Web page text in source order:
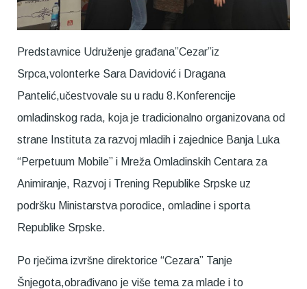
Predstavnice Udruženje građana”Cezar”iz
Srpca,volonterke Sara Davidović i Dragana
Pantelić,učestvovale su u radu 8.Konferencije
omladinskog rada, koja je tradicionalno organizovana od
strane Instituta za razvoj mladih i zajednice Banja Luka
“Perpetuum Mobile” i Mreža Omladinskih Centara za
Animiranje, Razvoj i Trening Republike Srpske uz
podršku Ministarstva porodice, omladine i sporta
Republike Srpske.
Po rječima izvršne direktorice “Cezara” Tanje
Šnjegota,obrađivano je više tema za mlade i to